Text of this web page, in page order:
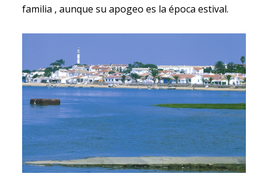
familia , aunque su apogeo es la época estival.